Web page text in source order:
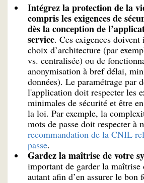
Intégrez la protection de la
compris les exigences de
dès la conception de
service. Ces exigences
choix d’architecture (par
vs. centralisée) ou de
anonymisation à bref délai,
données). Le paramétrage par
l'application doit respecter les
minimales de sécurité et être
la loi. Par exemple, la
mots de passe doit respecter à
recommandation de la CNIL
passe.
Gardez la maîtrise de votre
important de garder la maîtrise
autant afin d’en assurer le bon